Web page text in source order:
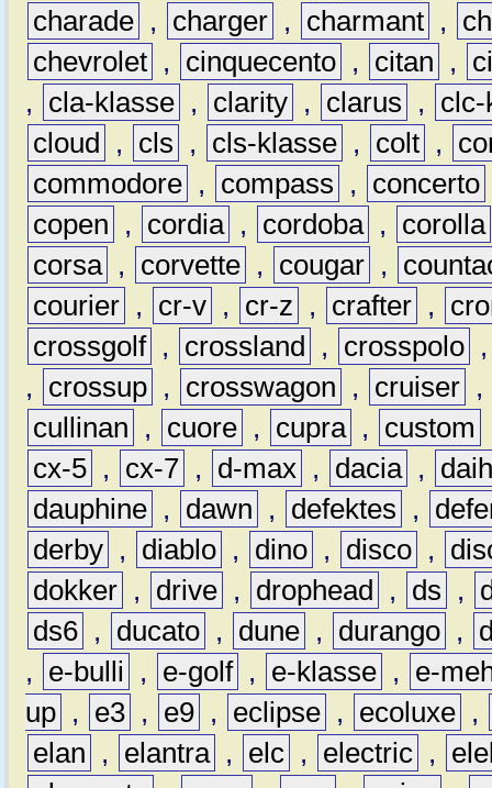
charade , charger , charmant ,
chevrolet , cinquecento , citan ,
,
cla-klasse , clarity , clarus ,
clc-
cloud
, cls , cls-klasse , colt ,
commodore , compass , concerto
copen
, cordia , cordoba ,
corolla
corsa , corvette , cougar ,
courier , cr-v , cr-z , crafter ,
crossgolf , crossland , crosspolo
,
crossup , crosswagon , cruiser ,
cullinan
, cuore , cupra , custom
cx-5 , cx-7 , d-max , dacia ,
dauphine , dawn , defektes ,
derby , diablo , dino , disco ,
dokker , drive , drophead , ds ,
ds6 , ducato , dune , durango ,
,
e-bulli , e-golf , e-klasse ,
e-
up , e3 , e9 , eclipse , ecoluxe ,
elan
, elantra , elc , electric ,